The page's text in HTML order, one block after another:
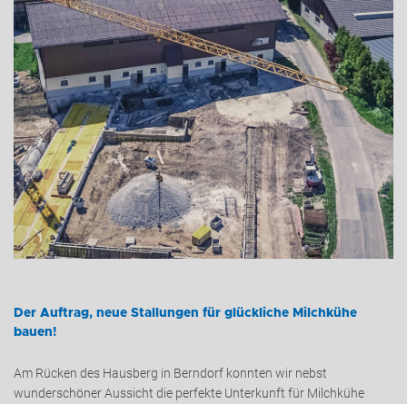
Der Auftrag, neue Stallungen für glückliche Milchkühe
bauen!
Am Rücken des Hausberg in Berndorf konnten wir nebst
wunderschöner Aussicht die perfekte Unterkunft für Milchkühe